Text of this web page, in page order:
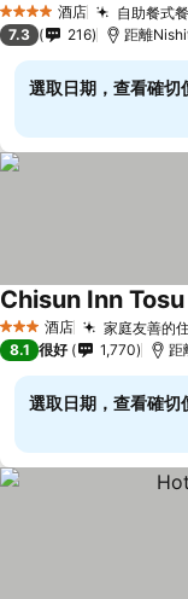
4 星級 酒店 自助餐式
7.3 216 距離
選取日期，查看確切
3 星級 酒店 家庭友善的
Chisun Inn Tosu
8.1 很好 1,770 距
選取日期，查看確切